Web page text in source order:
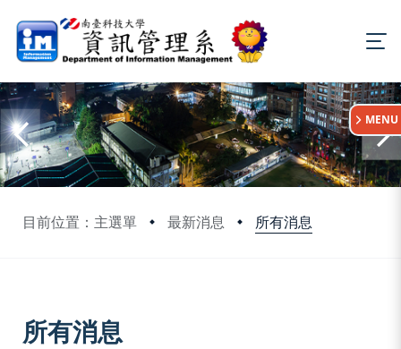
目前位置：主選單 最新消息 所有消息
:::
MENU
所有消息